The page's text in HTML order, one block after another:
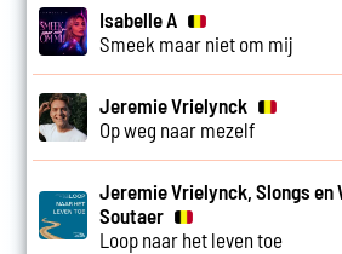
Isabelle A
Smeek maar niet om mij
Jeremie Vrielynck
Op weg naar mezelf
Jeremie Vrielynck, Slongs en
Soutaer
Loop naar het leven toe